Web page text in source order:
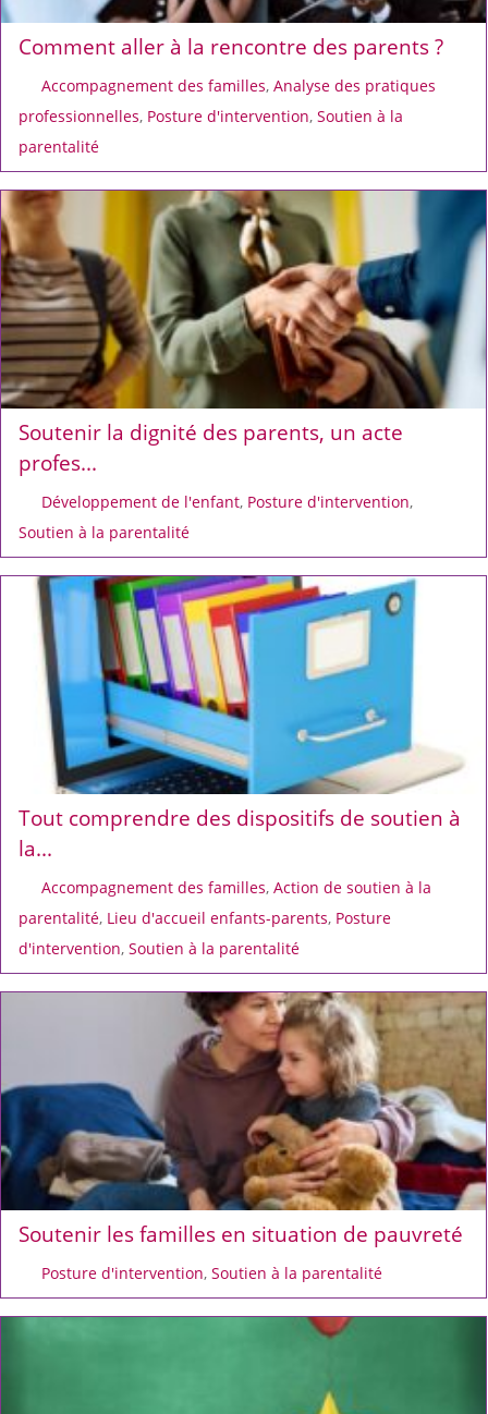
Comment aller à la rencontre des parents ?
Accompagnement des familles, Analyse des pratiques
professionnelles, Posture d'intervention, Soutien à la
parentalité
Soutenir la dignité des parents, un acte
profes...
Développement de l'enfant, Posture d'intervention,
Soutien à la parentalité
Tout comprendre des dispositifs de soutien à
la...
Accompagnement des familles, Action de soutien à la
parentalité, Lieu d'accueil enfants-parents, Posture
d'intervention, Soutien à la parentalité
Soutenir les familles en situation de pauvreté
Posture d'intervention, Soutien à la parentalité